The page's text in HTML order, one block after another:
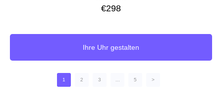
€298
1 2 3 5 >
Ihre Uhr gestalten